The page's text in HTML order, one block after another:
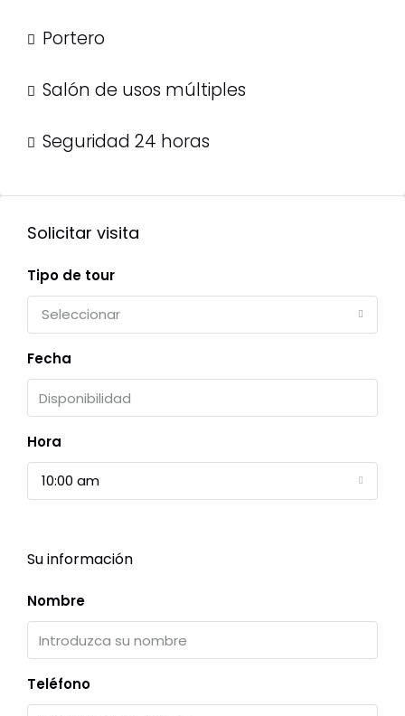
Portero
Salón de usos múltiples
Seguridad 24 horas
Solicitar visita
Tipo de tour
Seleccionar
Fecha
Hora
10:00 am
Su información
Nombre
Teléfono